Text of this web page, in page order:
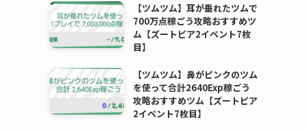
【ツムツム】耳が垂れたツムで
700万点稼ごう攻略おすすめツ
ム【ズートピア2イベント7枚
目】
【ツムツム】鼻がピンクのツム
を使って合計2640Exp稼ごう
攻略おすすめツム【ズートピア
2イベント7枚目】